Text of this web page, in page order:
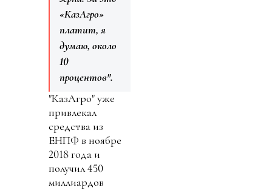
«КазАгро»
платит, я
думаю, около
10
процентов".
"КазАгро" уже
привлекал
средства из
ЕНПФ в ноябре
2018 года и
получил 450
миллиардов